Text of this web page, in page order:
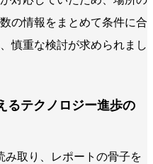
の情報をまとめて条件に合
慎重な検討が求められまし
るテクノロジー進歩の
み取り、レポートの骨子を